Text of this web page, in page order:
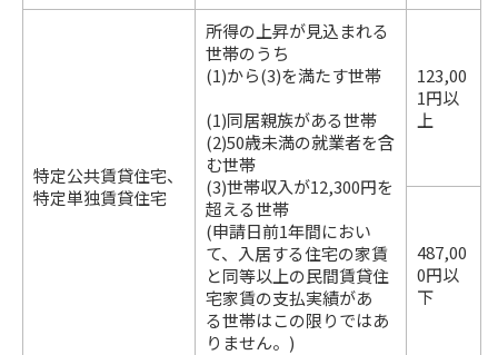
特定公共賃貸住宅、
特定単独賃貸住宅
所得の上昇が見込まれる
世帯のうち
(1)から(3)を満たす世帯
(1)同居親族がある世帯
(2)50歳未満の就業者を含
む世帯
(3)世帯収入が12,300円を
超える世帯
(申請日前1年間におい
て、入居する住宅の家賃
と同等以上の民間賃貸住
宅家賃の支払実績があ
る世帯はこの限りではあ
りません。)
123,00
1円以
上
487,00
0円以
下